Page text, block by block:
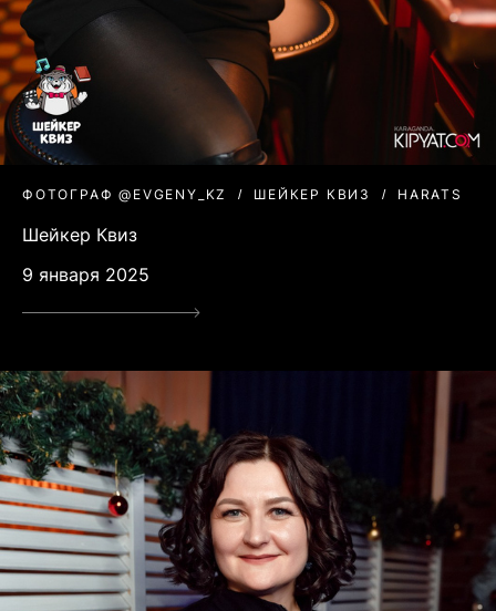
ФОТОГРАФ @EVGENY_KZ ШЕЙКЕР КВИЗ HARATS
Шейкер Квиз
9 января 2025